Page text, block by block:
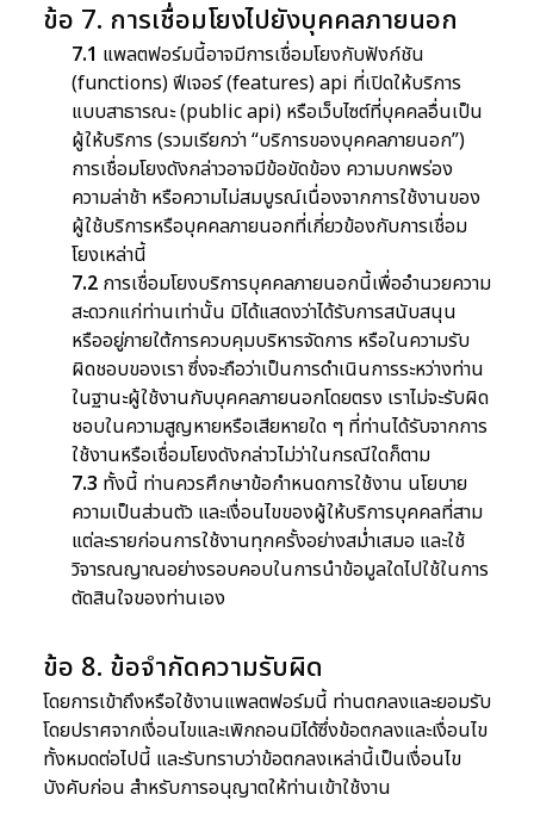
ข้อ 7. การเชื่อมโยงไปยังบุคคลภายนอก
7.1 แพลตฟอร์มนี้อาจมีการเชื่อมโยงกับฟังก์ชัน
(functions) ฟีเจอร์ (features) api ที่เปิดให้บริการ
แบบสาธารณะ (public api) หรือเว็บไซต์ที่บุคคลอื่นเป็น
ผู้ให้บริการ (รวมเรียกว่า “บริการของบุคคลภายนอก”)
การเชื่อมโยงดังกล่าวอาจมีข้อขัดข้อง ความบกพร่อง
ความล่าช้า หรือความไม่สมบูรณ์เนื่องจากการใช้งานของ
ผู้ใช้บริการหรือบุคคลภายนอกที่เกี่ยวข้องกับการเชื่อม
โยงเหล่านี้
7.2 การเชื่อมโยงบริการบุคคลภายนอกนี้เพื่ออำนวยความ
สะดวกแก่ท่านเท่านั้น มิได้แสดงว่าได้รับการสนับสนุน
หรืออยู่ภายใต้การควบคุมบริหารจัดการ หรือในความรับ
ผิดชอบของเรา ซึ่งจะถือว่าเป็นการดำเนินการระหว่างท่าน
ในฐานะผู้ใช้งานกับบุคคลภายนอกโดยตรง เราไม่จะรับผิด
ชอบในความสูญหายหรือเสียหายใด ๆ ที่ท่านได้รับจากการ
ใช้งานหรือเชื่อมโยงดังกล่าวไม่ว่าในกรณีใดก็ตาม
7.3 ทั้งนี้ ท่านควรศึกษาข้อกำหนดการใช้งาน นโยบาย
ความเป็นส่วนตัว และเงื่อนไขของผู้ให้บริการบุคคลที่สาม
แต่ละรายก่อนการใช้งานทุกครั้งอย่างสม่ำเสมอ และใช้
วิจารณญาณอย่างรอบคอบในการนำข้อมูลใดไปใช้ในการ
ตัดสินใจของท่านเอง
ข้อ 8. ข้อจำกัดความรับผิด
โดยการเข้าถึงหรือใช้งานแพลตฟอร์มนี้ ท่านตกลงและยอมรับ
โดยปราศจากเงื่อนไขและเพิกถอนมิได้ซึ่งข้อตกลงและเงื่อนไข
ทั้งหมดต่อไปนี้ และรับทราบว่าข้อตกลงเหล่านี้เป็นเงื่อนไข
บังคับก่อน สำหรับการอนุญาตให้ท่านเข้าใช้งาน